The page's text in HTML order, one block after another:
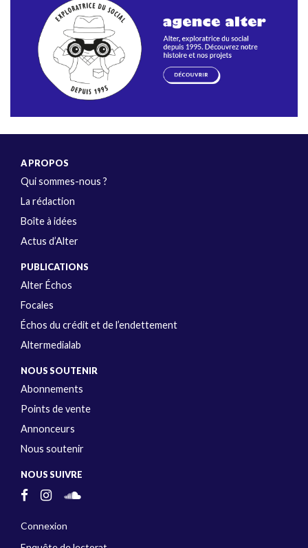
A PROPOS
Qui sommes-nous ?
La rédaction
Boîte à idées
Actus d’Alter
PUBLICATIONS
Alter Échos
Focales
Échos du crédit et de l’endettement
Altermedialab
NOUS SOUTENIR
Abonnements
Points de vente
Annonceurs
Nous soutenir
NOUS SUIVRE
Connexion